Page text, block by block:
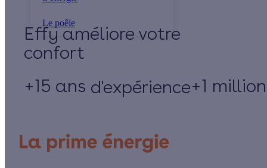
Le poêle
Effy
+15 ans d'expérience+1